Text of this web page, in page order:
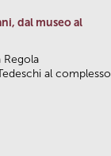
dal museo al
Regola
al complesso